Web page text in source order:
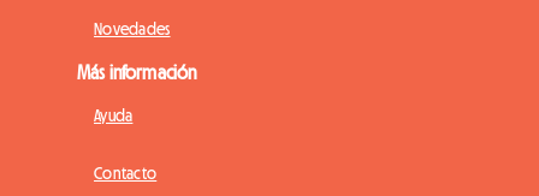
Novedades
Más información
Ayuda
Contacto